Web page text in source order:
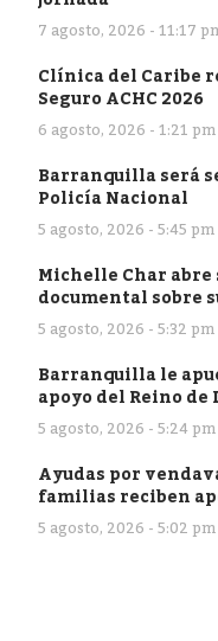
7 agosto, 2026 - 11:17
Clínica del Caribe
Seguro ACHC 2026
6 agosto, 2026 - 1:21 pm
Barranquilla será
Policía Nacional
5 agosto, 2026 - 5:45 pm
Michelle Char abre
documental sobre
5 agosto, 2026 - 5:32 pm
Barranquilla le
apoyo del Reino
5 agosto, 2026 - 5:24 pm
Ayudas por
familias reciben
5 agosto, 2026 - 5:02 pm